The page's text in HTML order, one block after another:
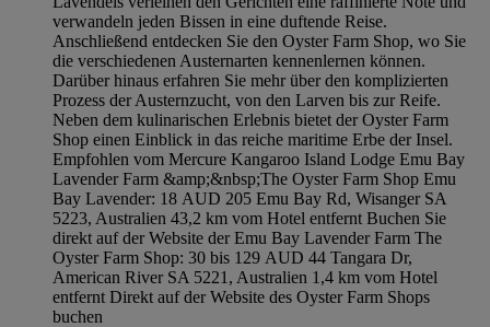
verwandeln jeden Bissen in eine duftende Reise.
Anschließend entdecken Sie den Oyster Farm Shop, wo Sie
die verschiedenen Austernarten kennenlernen können.
Darüber hinaus erfahren Sie mehr über den komplizierten
Prozess der Austernzucht, von den Larven bis zur Reife.
Neben dem kulinarischen Erlebnis bietet der Oyster Farm
Shop einen Einblick in das reiche maritime Erbe der Insel.
Empfohlen vom Mercure Kangaroo Island Lodge Emu Bay
Lavender Farm &amp;&nbsp;The Oyster Farm Shop Emu
Bay Lavender: 18 AUD 205 Emu Bay Rd, Wisanger SA
5223, Australien 43,2 km vom Hotel entfernt Buchen Sie
direkt auf der Website der Emu Bay Lavender Farm The
Oyster Farm Shop: 30 bis 129 AUD 44 Tangara Dr,
American River SA 5221, Australien 1,4 km vom Hotel
entfernt Direkt auf der Website des Oyster Farm Shops
buchen